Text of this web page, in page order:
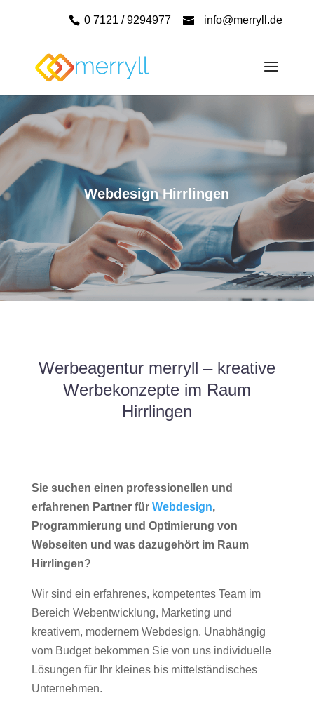
0 7121 / 9294977 info@merryll.de
Webdesign Hirrlingen
Werbeagentur merryll – kreative
Werbekonzepte im Raum
Hirrlingen
Sie suchen einen professionellen und
erfahrenen Partner für Webdesign,
Programmierung und Optimierung von
Webseiten und was dazugehört im Raum
Hirrlingen?
Wir sind ein erfahrenes, kompetentes Team im
Bereich Webentwicklung, Marketing und
kreativem, modernem Webdesign. Unabhängig
vom Budget bekommen Sie von uns individuelle
Lösungen für Ihr kleines bis mittelständisches
Unternehmen.